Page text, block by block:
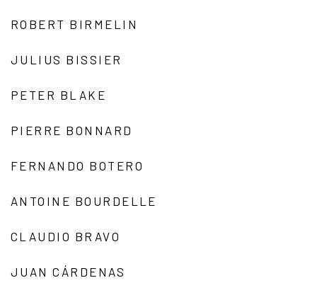
ROBERT BIRMELIN
JULIUS BISSIER
PETER BLAKE
PIERRE BONNARD
FERNANDO BOTERO
ANTOINE BOURDELLE
CLAUDIO BRAVO
JUAN CÁRDENAS